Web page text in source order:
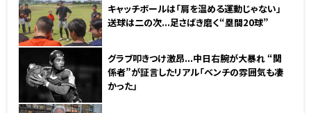
キャッチボールは「肩を温める運動じゃない」
送球は二の次...足さばき磨く“塁間20球”
グラブ叩きつけ激昂...中日右腕が大暴れ “関
係者”が証言したリアル「ベンチの雰囲気も凄
かった」